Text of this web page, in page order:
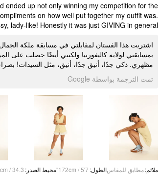
ended up not only winning my competition for the
on how well put together my outfit was.
lady-like! Honestly it was just GIVING in general 🔥
اشتريت هذا الفستان لمقابلتي في مسابقة ملكة
بمسابقتي لولاية كاليفورنيا ولكنني أيضًا حصلت على
مظهري. ذكي جدًا، أنيق جدًا، أنيق، مثل السيدات!
تمت الترجمة بواسطة Google
ملائم:مطابق للمقاسالطول:
172cm / 5'7" محيط الصدر:
/ 34.3"